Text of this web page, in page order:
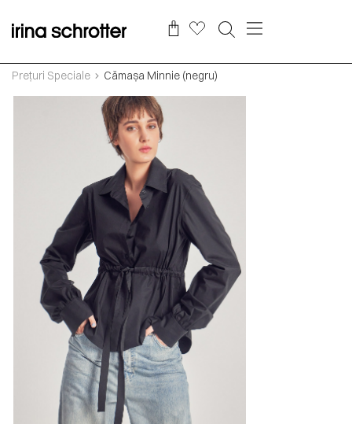
Prețuri Speciale Cămașa Minnie (negru)